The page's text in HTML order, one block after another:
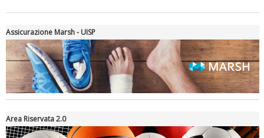
Assicurazione Marsh - UISP
Area Riservata 2.0